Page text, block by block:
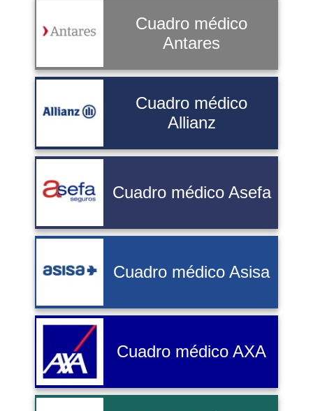
Cuadro médico
Antares
Cuadro médico
Allianz
Cuadro médico Asefa
Cuadro médico Asisa
Cuadro médico AXA